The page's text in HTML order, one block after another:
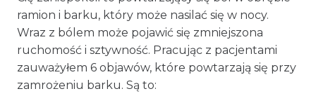
ramion i barku, który może nasilać się w nocy.
Wraz z bólem może pojawić się zmniejszona
ruchomość i sztywność. Pracując z pacjentami
zauważyłem 6 objawów, które powtarzają się przy
zamrożeniu barku. Są to: